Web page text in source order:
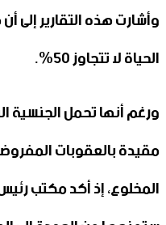
وأشارت هذه التقارير إلى
الحياة لا تتجاوز 50%.
ورغم أنها تحمل الجنسية
مقيدة بالعقوبات
المخلوع، إذ أكد مكتب